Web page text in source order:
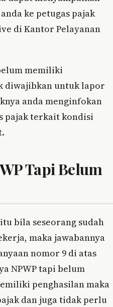
ke petugas pajak
di Kantor Pelayanan
memiliki
diwajibkan untuk lapor
anda menginfokan
pajak terkait kondisi
Tapi Belum
bila seseorang sudah
maka jawabannya
nomor 9 di atas
NPWP tapi belum
penghasilan maka
dan juga tidak perlu